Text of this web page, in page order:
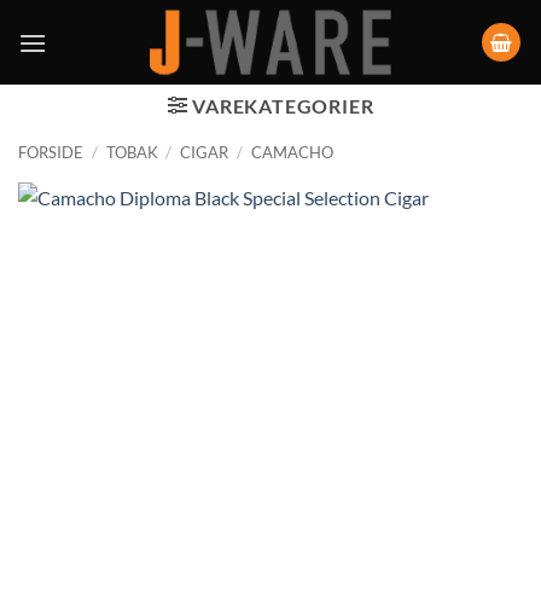
VAREKATEGORIER
FORSIDE / TOBAK / CIGAR / CAMACHO